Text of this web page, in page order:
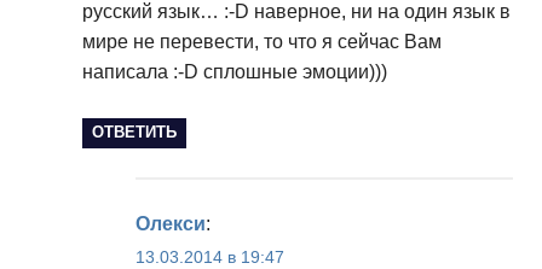
русский язык… :-D наверное, ни на один язык в
мире не перевести, то что я сейчас Вам
написала :-D сплошные эмоции)))
ОТВЕТИТЬ
Олекси:
13.03.2014 в 19:47